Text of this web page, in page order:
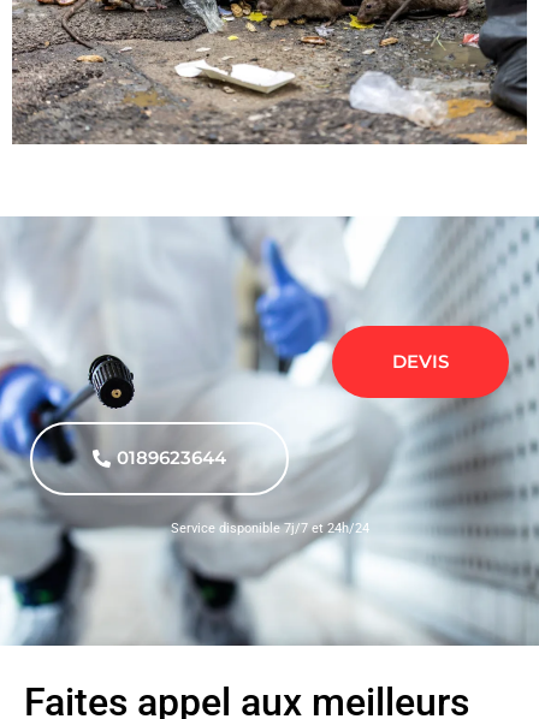
DEVIS
0189623644
Service disponible 7j/7 et 24h/24
Faites appel aux meilleurs